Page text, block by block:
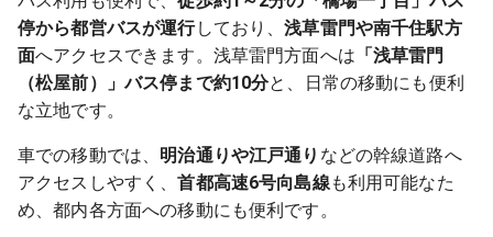
停から都営バスが運行しており、浅草雷門や南千住駅方
面へアクセスできます。浅草雷門方面へは 「浅草雷門
（松屋前）」バス停まで約10分と、日常の移動にも便利
な立地です。
車での移動では、 明治通りや江戸通り などの幹線道路へ
アクセスしやすく、首都高速6号向島線も利用可能なた
め、都内各方面への移動にも便利です。